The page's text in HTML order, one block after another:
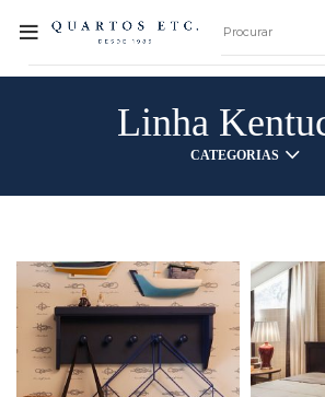
Linha
CATEGORIAS